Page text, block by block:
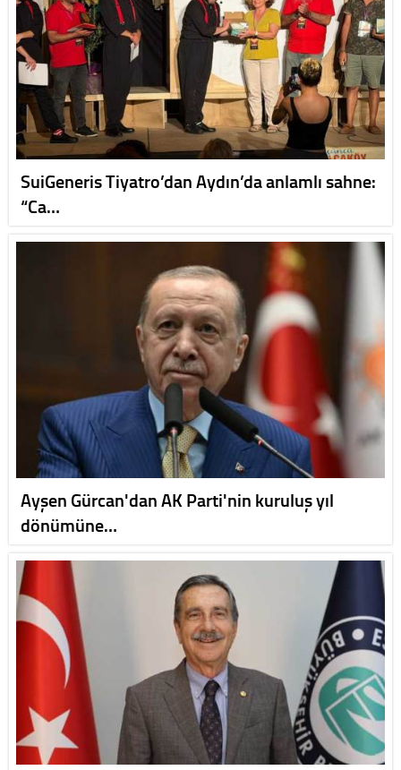
SuiGeneris Tiyatro’dan Aydın’da anlamlı sahne:
“Ca…
Ayşen Gürcan'dan AK Parti'nin kuruluş yıl
dönümüne…